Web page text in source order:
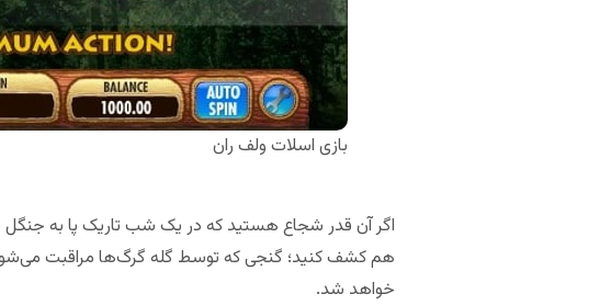
بازی اسلات ولف ران
اگر آن قدر شجاع هستید که در یک شب تاریک پا به جنگل
هم کشف کنید؛ گنجی که توسط گله گرگ‌ها مراقبت
خواهد شد.